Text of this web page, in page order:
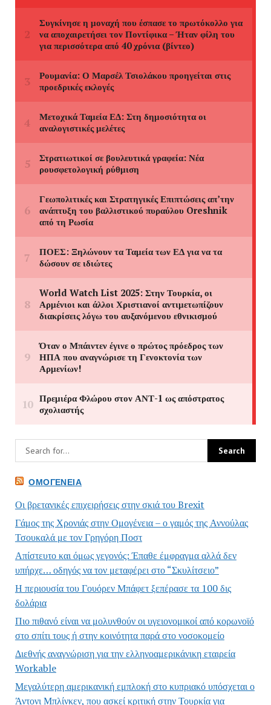
ΟΜΟΓΈΝΕΙΑ
Οι βρετανικές επιχειρήσεις στην σκιά του Brexit
Γάμος της Χρονιάς στην Ομογένεια – ο γαμός της Αννούλας
Τσουκαλά με τον Γρηγόρη Ποστ
Απίστευτο και όμως γεγονός: Έπαθε έμφραγμα αλλά δεν
υπήρχε… οδηγός να τον μεταφέρει στο “Σκυλίτσειο”
Η περιουσία του Γουόρεν Μπάφετ ξεπέρασε τα 100 δις
δολάρια
Πιο πιθανό είναι να μολυνθούν οι υγειονομικοί από κορωνοϊό
στο σπίτι τους ή στην κοινότητα παρά στο νοσοκομείο
Διεθνής αναγνώριση για την ελληνοαμερικάνικη εταιρεία
Workable
Μεγαλύτερη αμερικανική εμπλοκή στο κυπριακό υπόσχεται ο
Άντονι Μπλίνκεν, που ασκεί κριτική στην Τουρκία για